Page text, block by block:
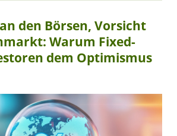
den Börsen, Vorsicht
Warum Fixed-
dem Optimismus